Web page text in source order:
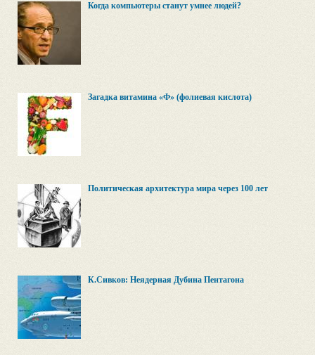
Когда компьютеры станут умнее людей?
Загадка витамина «Ф» (фолиевая кислота)
Политическая архитектура мира через 100 лет
К.Сивков: Неядерная Дубина Пентагона